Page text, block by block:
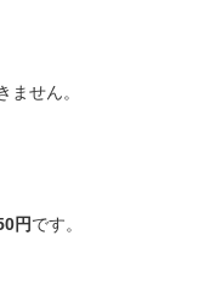
せん。
円です。